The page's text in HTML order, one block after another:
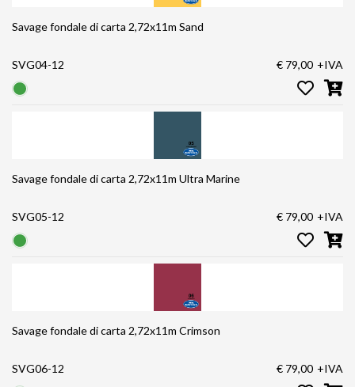
Savage fondale di carta 2,72x11m Sand
SVG04-12 € 79,00 +IVA
Savage fondale di carta 2,72x11m Ultra Marine
SVG05-12 € 79,00 +IVA
Savage fondale di carta 2,72x11m Crimson
SVG06-12 € 79,00 +IVA